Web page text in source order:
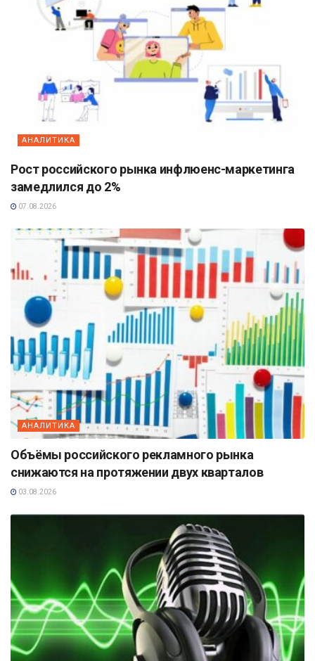
АНАЛИТИКА
Рост российского рынка инфлюенс-маркетинга
замедлился до 2%
07.08.2026
АНАЛИТИКА
Объёмы российского рекламного рынка
снижаются на протяжении двух кварталов
03.08.2026